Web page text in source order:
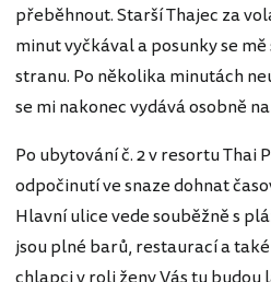
přeběhnout. Starší Thajec za
minut vyčkával a posunky se
stranu. Po několika minutách
se mi nakonec vydává osobně
Po ubytování č. 2 v resortu Thai
odpočinutí ve snaze dohnat
Hlavní ulice vede souběžně s
jsou plné barů, restaurací a také